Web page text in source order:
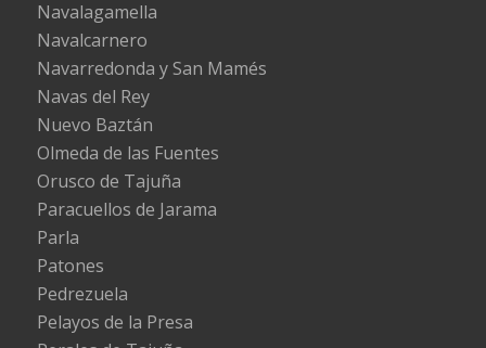
Navalagamella
Navalcarnero
Navarredonda y San Mamés
Navas del Rey
Nuevo Baztán
Olmeda de las Fuentes
Orusco de Tajuña
Paracuellos de Jarama
Parla
Patones
Pedrezuela
Pelayos de la Presa